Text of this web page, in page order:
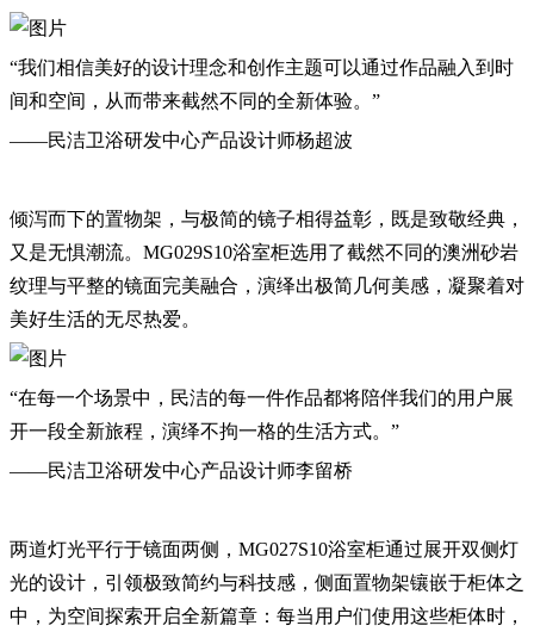
“我们相信美好的设计理念和创作主题可以通过作品融入到时
间和空间，从而带来截然不同的全新体验。”
——民洁卫浴研发中心产品设计师杨超波
倾泻而下的置物架，与极简的镜子相得益彰，既是致敬经典，
又是无惧潮流。MG029S10浴室柜选用了截然不同的澳洲砂岩
纹理与平整的镜面完美融合，演绎出极简几何美感，凝聚着对
美好生活的无尽热爱。
“在每一个场景中，民洁的每一件作品都将陪伴我们的用户展
开一段全新旅程，演绎不拘一格的生活方式。”
——民洁卫浴研发中心产品设计师李留桥
两道灯光平行于镜面两侧，MG027S10浴室柜通过展开双侧灯
光的设计，引领极致简约与科技感，侧面置物架镶嵌于柜体之
中，为空间探索开启全新篇章：每当用户们使用这些柜体时，